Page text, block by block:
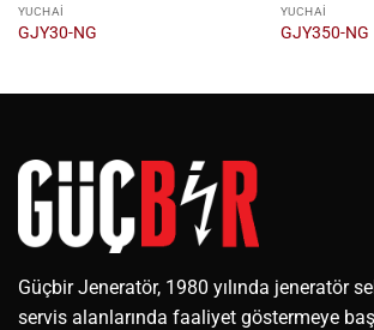
YUCHAI
GJY30-NG
YUCHAI
GJY350-NG
Güçbir Jeneratör, 1980 yılında jeneratör
servis alanlarında faaliyet göstermeye